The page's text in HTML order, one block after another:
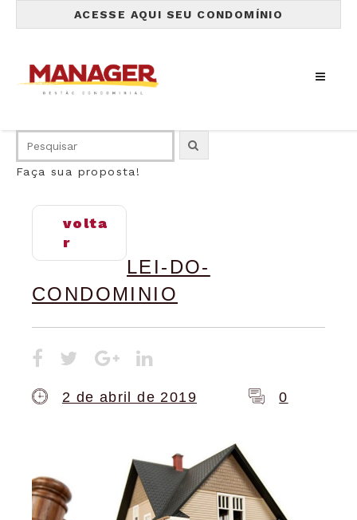
ACESSE AQUI SEU CONDOMÍNIO
Faça sua proposta!
volta
r
LEI-DO-
CONDOMINIO
2 de abril de 2019 0